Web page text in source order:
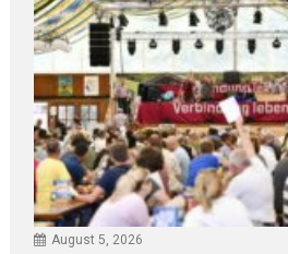
August 5, 2026